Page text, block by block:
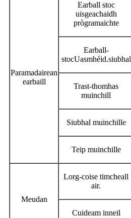
Paramadairean
earbaill
Earball stoc
uisgeachaidh
prògramaichte
Earball-
stocUasmhéid.siubhal
Trast-thomhas
muinchill
Siubhal muinchille
Teip muinchille
Meudan
Lorg-coise timcheall
air.
Cuideam inneil